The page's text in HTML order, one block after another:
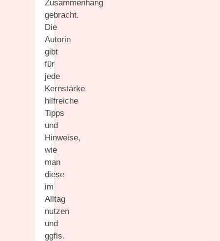
Zusammenhang
gebracht.
Die
Autorin
gibt
für
jede
Kernstärke
hilfreiche
Tipps
und
Hinweise,
wie
man
diese
im
Alltag
nutzen
und
ggfls.